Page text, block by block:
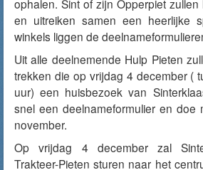
ophalen. Sint of zijn Opperpiet
en uitreiken samen een heerlijke
winkels liggen de
Uit alle deelnemende Hulp Pieten
trekken die op vrijdag 4 december (
uur) een huisbezoek van
snel een deelnameformulier en doe
november.
Op vrijdag 4 december zal
Trakteer-Pieten sturen naar het